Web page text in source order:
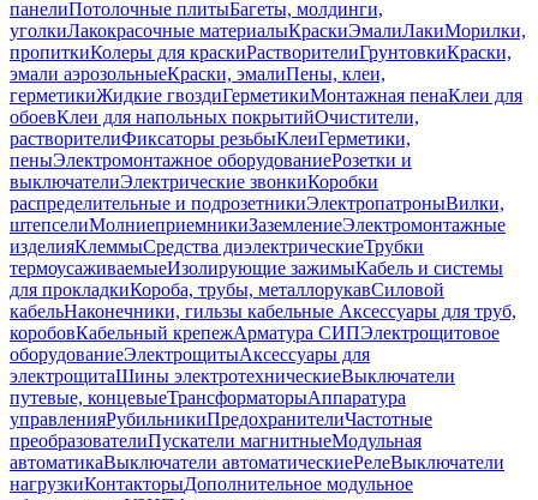
панелиПотолочные плитыБагеты, молдинги,
уголкиЛакокрасочные материалыКраскиЭмалиЛакиМорилки,
пропиткиКолеры для краскиРастворителиГрунтовкиКраски,
эмали аэрозольныеКраски, эмалиПены, клеи,
герметикиЖидкие гвоздиГерметикиМонтажная пенаКлеи для
обоевКлеи для напольных покрытийОчистители,
растворителиФиксаторы резьбыКлеиГерметики,
пеныЭлектромонтажное оборудованиеРозетки и
выключателиЭлектрические звонкиКоробки
распределительные и подрозетникиЭлектропатроныВилки,
штепселиМолниеприемникиЗаземлениеЭлектромонтажные
изделияКлеммыСредства диэлектрическиеТрубки
термоусаживаемыеИзолирующие зажимыКабель и системы
для прокладкиКороба, трубы, металлорукавСиловой
кабельНаконечники, гильзы кабельные Аксессуары для труб,
коробовКабельный крепежАрматура СИПЭлектрощитовое
оборудованиеЭлектрощитыАксессуары для
электрощитаШины электротехническиеВыключатели
путевые, концевыеТрансформаторыАппаратура
управленияРубильникиПредохранителиЧастотные
преобразователиПускатели магнитныеМодульная
автоматикаВыключатели автоматическиеРелеВыключатели
нагрузкиКонтакторыДополнительное модульное